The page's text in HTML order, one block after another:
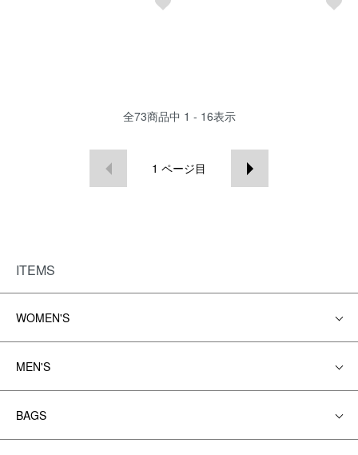
全73商品中 1 - 16表示
1 ページ目
ITEMS
WOMEN'S
MEN'S
BAGS